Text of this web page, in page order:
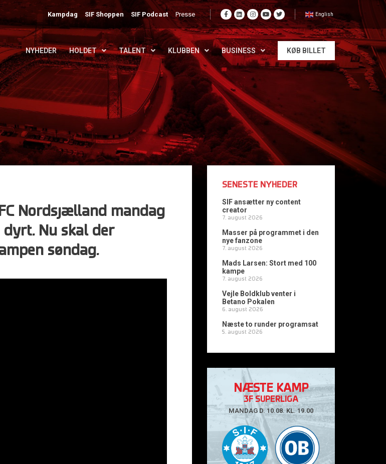
Kampdag SIF Shoppen SIF Podcast Presse English
NYHEDER HOLDET TALENT KLUBBEN BUSINESS KØB BILLET
Nordsjælland mandag
Nu skal der
søndag.
SENESTE NYHEDER
SIF ansætter ny content
creator
7. august 2026
Masser på programmet i den
nye fanzone
7. august 2026
Mads Larsen: Stort med 100
kampe
7. august 2026
Vejle Boldklub venter i
Betano Pokalen
6. august 2026
Næste to runder programsat
5. august 2026
NÆSTE KAMP
3F SUPERLIGA
MANDAG D. 10.08. KL. 19.00